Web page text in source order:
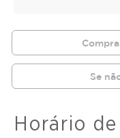
Se
Horário